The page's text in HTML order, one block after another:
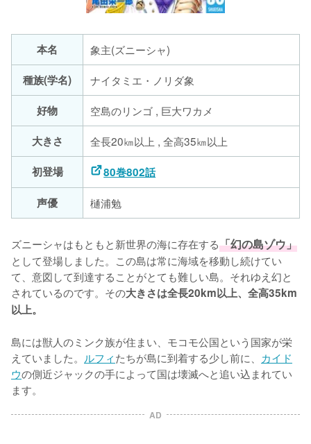
本名
象主(ズニーシャ)
種族(学名)
ナイタミエ・ノリダ象
好物
空島のリンゴ , 巨大ワカメ
大きさ
全長20㎞以上 , 全高35㎞以上
初登場
80巻802話
声優
樋浦勉
ズニーシャはもともと新世界の海に存在する「幻の島ゾウ」
として登場しました。この島は常に海域を移動し続けてい
て、意図して到達することがとても難しい島。それゆえ幻と
されているのです。その大きさは全長20km以上、全高35km
以上。
島には獣人のミンク族が住まい、モコモ公国という国家が栄
えていました。 ルフィたちが島に到着する少し前に、 カイド
ウの側近ジャックの手によって国は壊滅へと追い込まれてい
ます。
AD